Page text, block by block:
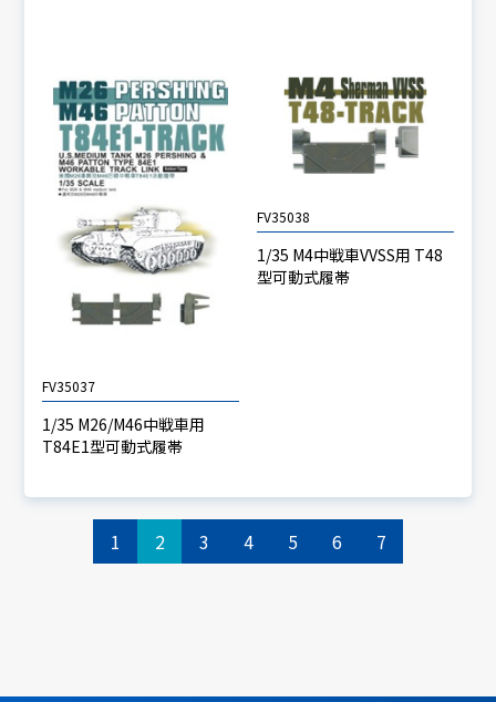
FV35037
1/35 M26/M46中戦車用
T84E1型可動式履帯
FV35038
1/35 M4中戦車VVSS用 T48
型可動式履帯
1 2 3 4 5 6 7